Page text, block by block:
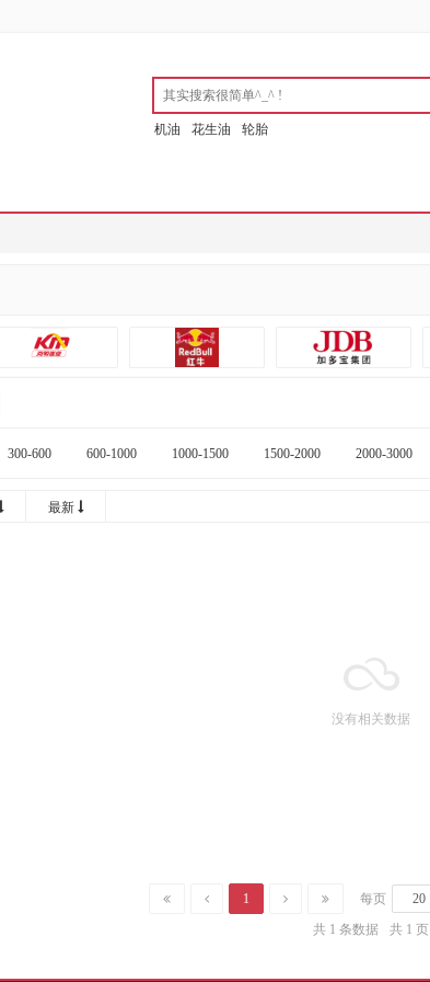
机油 花生油 轮胎
300-600 600-1000 1000-1500 1500-2000 2000-3000
最新
没有相关数据
1 每页
共 1 条数据
共 1 页